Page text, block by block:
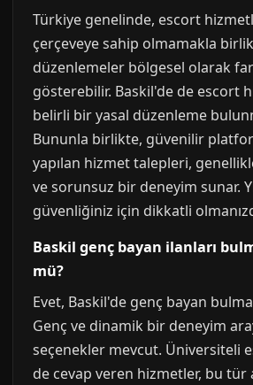
Türkiye genelinde, escort
çerçeveye sahip olmamakla
düzenlemeler bölgesel olarak
gösterebilir. Baskil'de de escort
belirli bir yasal düzenleme
Bununla birlikte, güvenilir
yapılan hizmet talepleri,
ve sorunsuz bir deneyim sunar.
güvenliğiniz için dikkatli
Baskil genç bayan ilanları
mü?
Evet, Baskil'de genç bayan
Genç ve dinamik bir deneyim
seçenekler mevcut. Üniversiteli
de cevap veren hizmetler, bu tür